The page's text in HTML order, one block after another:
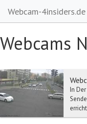
Webcam-4insiders.de
Webcams
In